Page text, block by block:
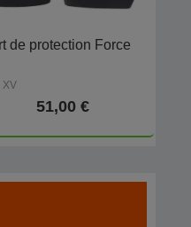
de protection Force
XV
51,00 €